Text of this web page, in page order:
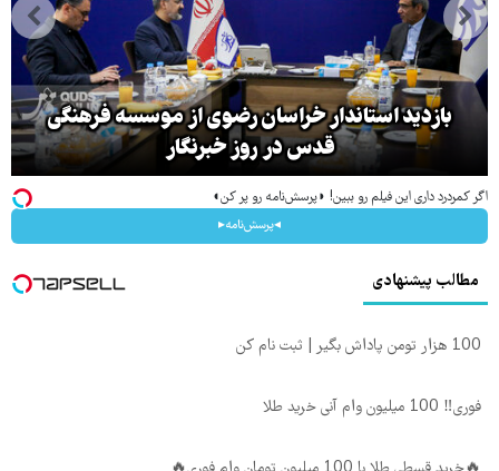
بازدید استاندار خراسان رضوی از موسسه فرهنگی
قدس در روز خبرنگار
اگر کمردرد داری این فیلم رو ببین! ◗پرسش‌نامه رو پر کن◖
◂پرسش‌نامه▸
مطالب پیشنهادی
100 هزار تومن پاداش بگیر | ثبت نام کن
فوری‼️ 100 میلیون وام آنی خرید طلا